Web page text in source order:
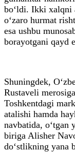
bo‘ldi. Ikki xalqni
o‘zaro hurmat
esa ushbu
borayotgani qayd
Shuningdek,
Rustaveli
Toshkentdagi
atalishi hamda
navbatida, o‘tgan
biriga Alisher
do‘stlikning yana